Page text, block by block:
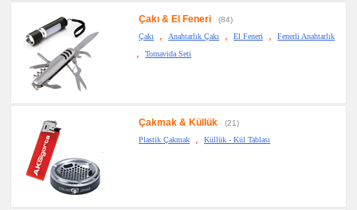
Çakı & El Feneri
(84)
Çakı
, Anahtarlık Çakı , El Feneri , Fenerli Anahtarlık
, Tornavida Seti
Çakmak & Küllük
(21)
Plastik Çakmak
, Küllük - Kül Tablası